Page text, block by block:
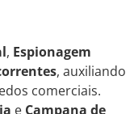
, Espionagem
, auxiliando
comerciais.
e Campana de